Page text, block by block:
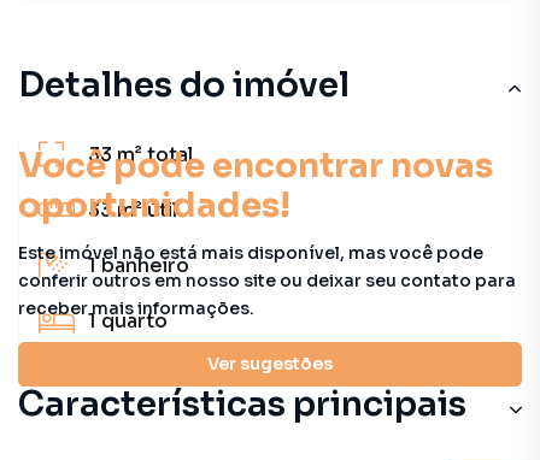
Você pode encontrar novas
oportunidades!
Este imóvel não está mais disponível, mas você pode
conferir outros em nosso site ou deixar seu contato para
receber mais informações.
Ver sugestões
Detalhes do imóvel
33 m²total
33 m²útil
1 banheiro
1 quarto
Características principais